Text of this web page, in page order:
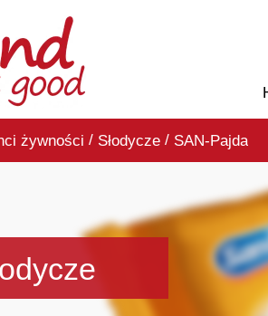
żywności / Słodycze/ SAN-Pajda